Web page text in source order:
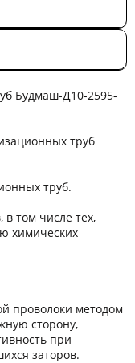
Будмаш-Д10-2595-
труб
труб.
том числе тех,
химических
проволоки методом
сторону,
при
заторов.